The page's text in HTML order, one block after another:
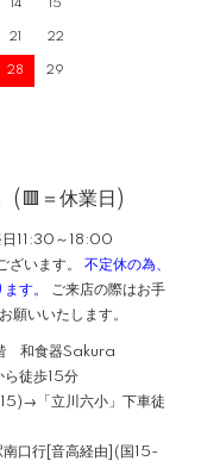
14 15
21 22
28 29
(🟥＝休業日)
日11:30～18:00
ざいます。 不定休の為、
す。
ご来店の際はお手
願いいたします。
和食器Sakura
徒歩15分
「立川六小」下車徒
口行[音高経由](国15-